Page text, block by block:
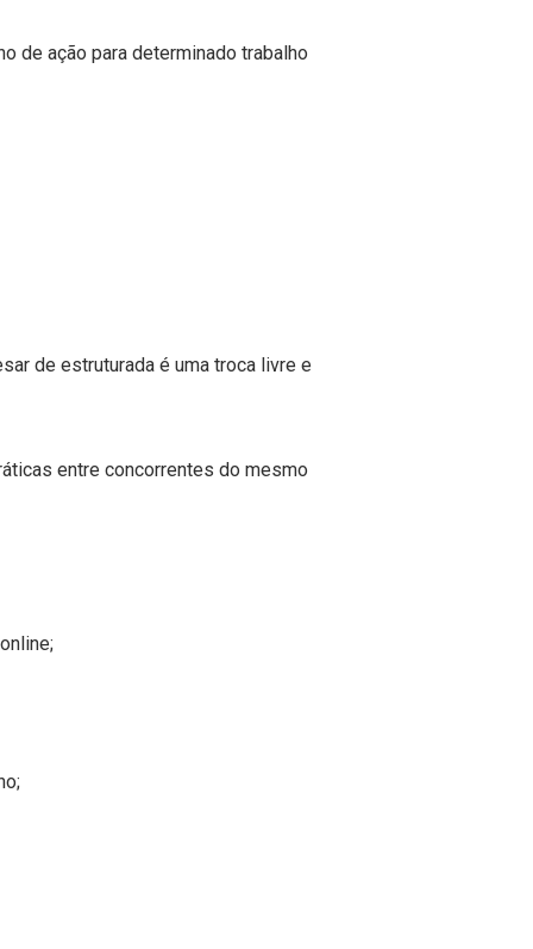
de ação para determinado trabalho
de estruturada é uma troca livre e
entre concorrentes do mesmo